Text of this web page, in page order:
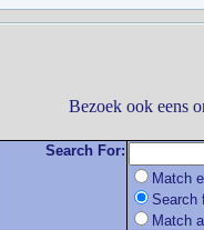
Bezoek ook eens
Search For:
Match
Search
Match